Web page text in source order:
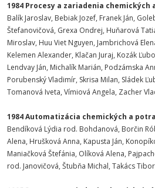
1984 Procesy a zariadenia
Balík Jaroslav, Bebiak Jozef, Franek Ján,
Štefanovičová, Grexa Ondrej, Huňarová
Miroslav, Huu Viet Nguyen, Jambrichová
Kelemen Alexander, Klačan Juraj, Kozák
Lendvay Ján, Michalík Marián, Podzámska
Porubenský Vladimír, Skrisa Milan, Sládek
Tomanová Iveta, Vímiová Angela, Zacher
1984 Automatizácia chemických a
Bendíková Lýdia rod. Bohdanová, Borčin
Alena, Hrušková Anna, Kapusta Ján,
Maniačková Štefánia, Olíková Alena,
rod. Janovičová, Štubňa Michal, Takács